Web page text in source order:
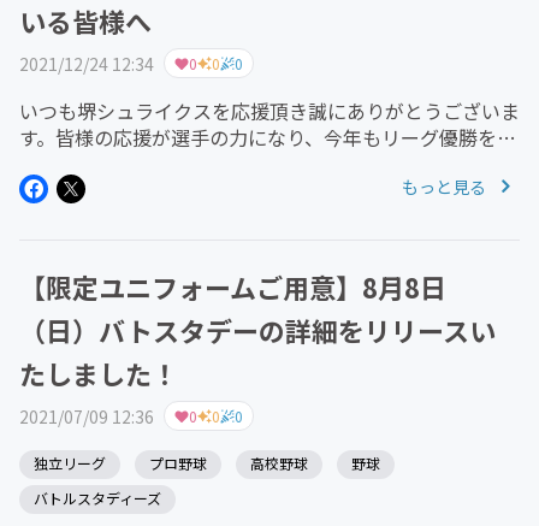
いる皆様へ
2021/12/24 12:34 0 0 0
いつも堺シュライクスを応援頂き誠にありがとうございま
す。皆様の応援が選手の力になり、今年もリーグ優勝を成
へ選手を輩出できるよう、一層の努力をして参ります。さ
もっと見る
【限定ユニフォームご用意】8月8日
（日）バトスタデーの詳細をリリースい
たしました！
2021/07/09 12:36 0 0 0
独立リーグ プロ野球 高校野球
野球
バトルスタディーズ